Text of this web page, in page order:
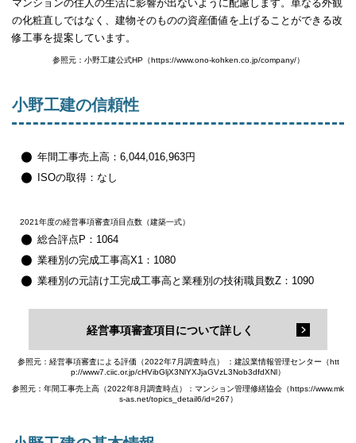
マンションの住人の生活に影響が出ないように配慮します。単なる外観
の化粧直しではなく、建物そのものの資産価値を上げることができる改
修工事を提案しています。
参照元：小野工建公式HP（https://www.ono-kohken.co.jp/company/）
小野工建の信頼性
年間工事売上高：6,044,016,963円
ISOの取得：なし
2021年度の経営事項審査項目点数（建築一式）
総合評点P：1064
業種別の完成工事高X1：1080
業種別の元請け工完成工事高と業種別の技術職員数Z：1090
経営事項審査項目について詳しく
参照元：経営事項審査による評価（2022年7月調査時点） ：建設業情報管理センター（htt
p://www7.ciic.or.jp/cHVibGljX3NlYXJjaGVzL3Nob3dfdXNl）
参照元：年間工事売上高（2022年8月調査時点）：マンション管理修繕協会（https://www.mk
s-as.net/topics_detail6/id=267）